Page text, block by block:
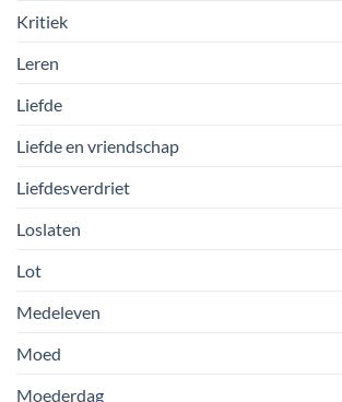
Kritiek
Leren
Liefde
Liefde en vriendschap
Liefdesverdriet
Loslaten
Lot
Medeleven
Moed
Moederdag